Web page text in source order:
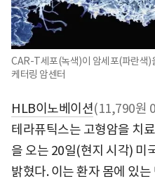
CAR-T세포(녹색)이 암세포(파란색)
케터링 암센터
HLB이노베이션(11,790원
테라퓨틱스는 고형암을 치
을 오는 20일(현지 시각) 미
밝혔다. 이는 환자 몸에 있